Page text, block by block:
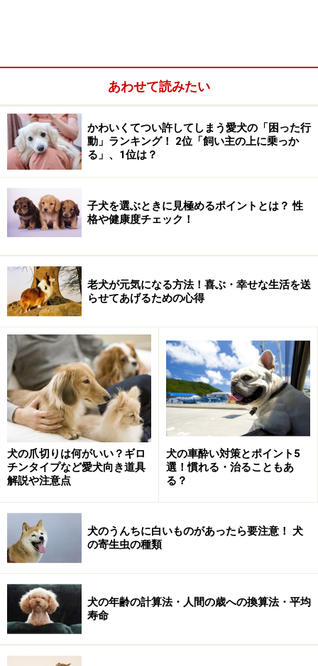
ドライヤーやお風呂場に慣らしておく
自分で愛犬をシャンプーするということは、互いのコミュニ
ケーションにもなる。
シャンプーやドライヤーが嫌いという犬は意外に多いも
のです。元々濡れるのが嫌いという犬もいますが、そう
いったものに慣れないうちに、いきなりシャンプーをさ
れたことにより、体を洗われることに対してイヤなイメ
ージがついてしまったということもあるかもしれませ
ん。
自分で愛犬のシャンプーをしたいと思うのであれば、そ
の前に、いろいろなものや人、環境に慣らしていく時期
にドライヤーの音やシャワー、お風呂場などにも少しず
つ慣らしておくといいでしょう。
あわせて読みたい
かわいくてつい許してしまう愛犬の「困った行
動」ランキング！ 2位「飼い主の上に乗っか
る」、1位は？
子犬を選ぶときに見極めるポイントとは？ 性
格や健康度チェック！
老犬が元気になる方法！喜ぶ・幸せな生活を送
らせてあげるための心得
犬の爪切りは何がいい？ギロ
チンタイプなど愛犬向き道具
解説や注意点
犬の車酔い対策とポイント5
選！慣れる・治ることもあ
る？
犬のうんちに白いものがあったら要注意！ 犬
の寄生虫の種類
犬の年齢の計算法・人間の歳への換算法・平均
寿命